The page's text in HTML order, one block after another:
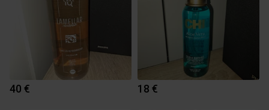
40 € 18 €